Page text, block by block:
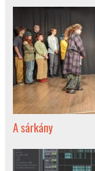
A sárkány